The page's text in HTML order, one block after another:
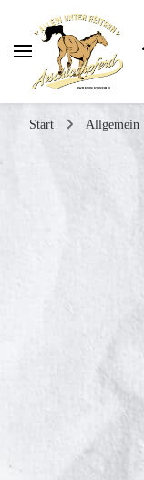
Start Allgemein